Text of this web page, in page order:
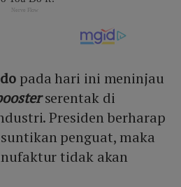
pada hari ini meninjau
serentak di
Presiden berharap
penguat, maka
tidak akan